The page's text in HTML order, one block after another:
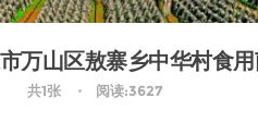
共1张 阅读:3627